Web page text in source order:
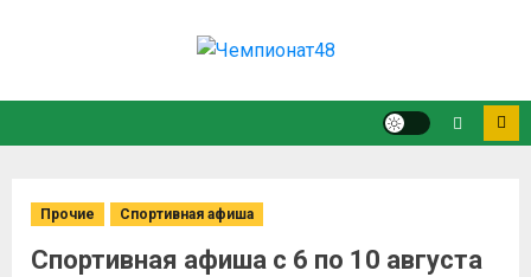
Прочие Спортивная афиша
Спортивная афиша с 6 по 10 августа